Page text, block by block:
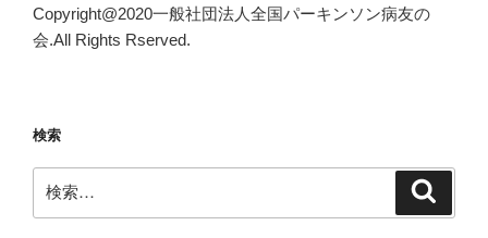
Copyright@2020一般社団法人全国パーキンソン病友の
会.All Rights Rserved.
検索
索: